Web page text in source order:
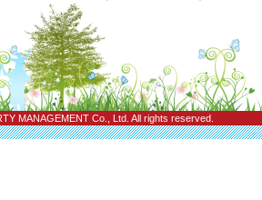
MANAGEMENT Co., Ltd. All rights reserved.